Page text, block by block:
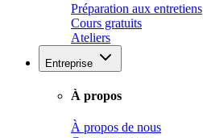
Préparation aux entretiens
Cours gratuits
Ateliers
Entreprise
À propos
À propos de nous